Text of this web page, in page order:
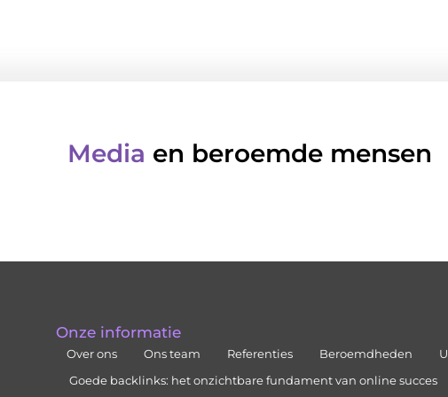
Media en beroemde mensen
Onze informatie
Over ons Ons team Referenties Beroemdheden
Goede backlinks: het onzichtbare fundament van online succes